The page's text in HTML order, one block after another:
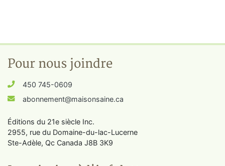
Pour nous joindre
450 745-0609
abonnement@maisonsaine.ca
Éditions du 21e siècle Inc.
2955, rue du Domaine-du-lac-Lucerne
Ste-Adèle, Qc Canada J8B 3K9